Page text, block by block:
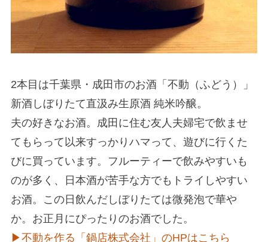
2本目は千葉県・成田市のお酒「不動（ふどう）」
新酒しぼりたて直汲み生原酒 純米吟醸。
夫の好きなお酒。成田に住む友人夫婦宅で飲ませ
てもらって以来すっかりハマって、遊びに行くた
びに買っています。フルーティーで飲みやすいも
のが多く、日本酒が苦手な方でもトライしやすい
お酒。この日飲んだしぼりたては微発泡で華や
か。お正月にぴったりのお酒でした。
▶︎不動を作る「鍋店株式会社」のHPはこちら